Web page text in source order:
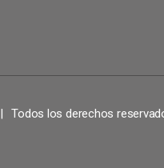
Todos los derechos